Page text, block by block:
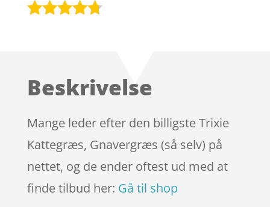
på
mmelser
Beskrivelse
Mange leder efter den billigste Trixie
Kattegræs, Gnavergræs (så selv) på
nettet, og de ender oftest ud med at
finde tilbud her: Gå til shop